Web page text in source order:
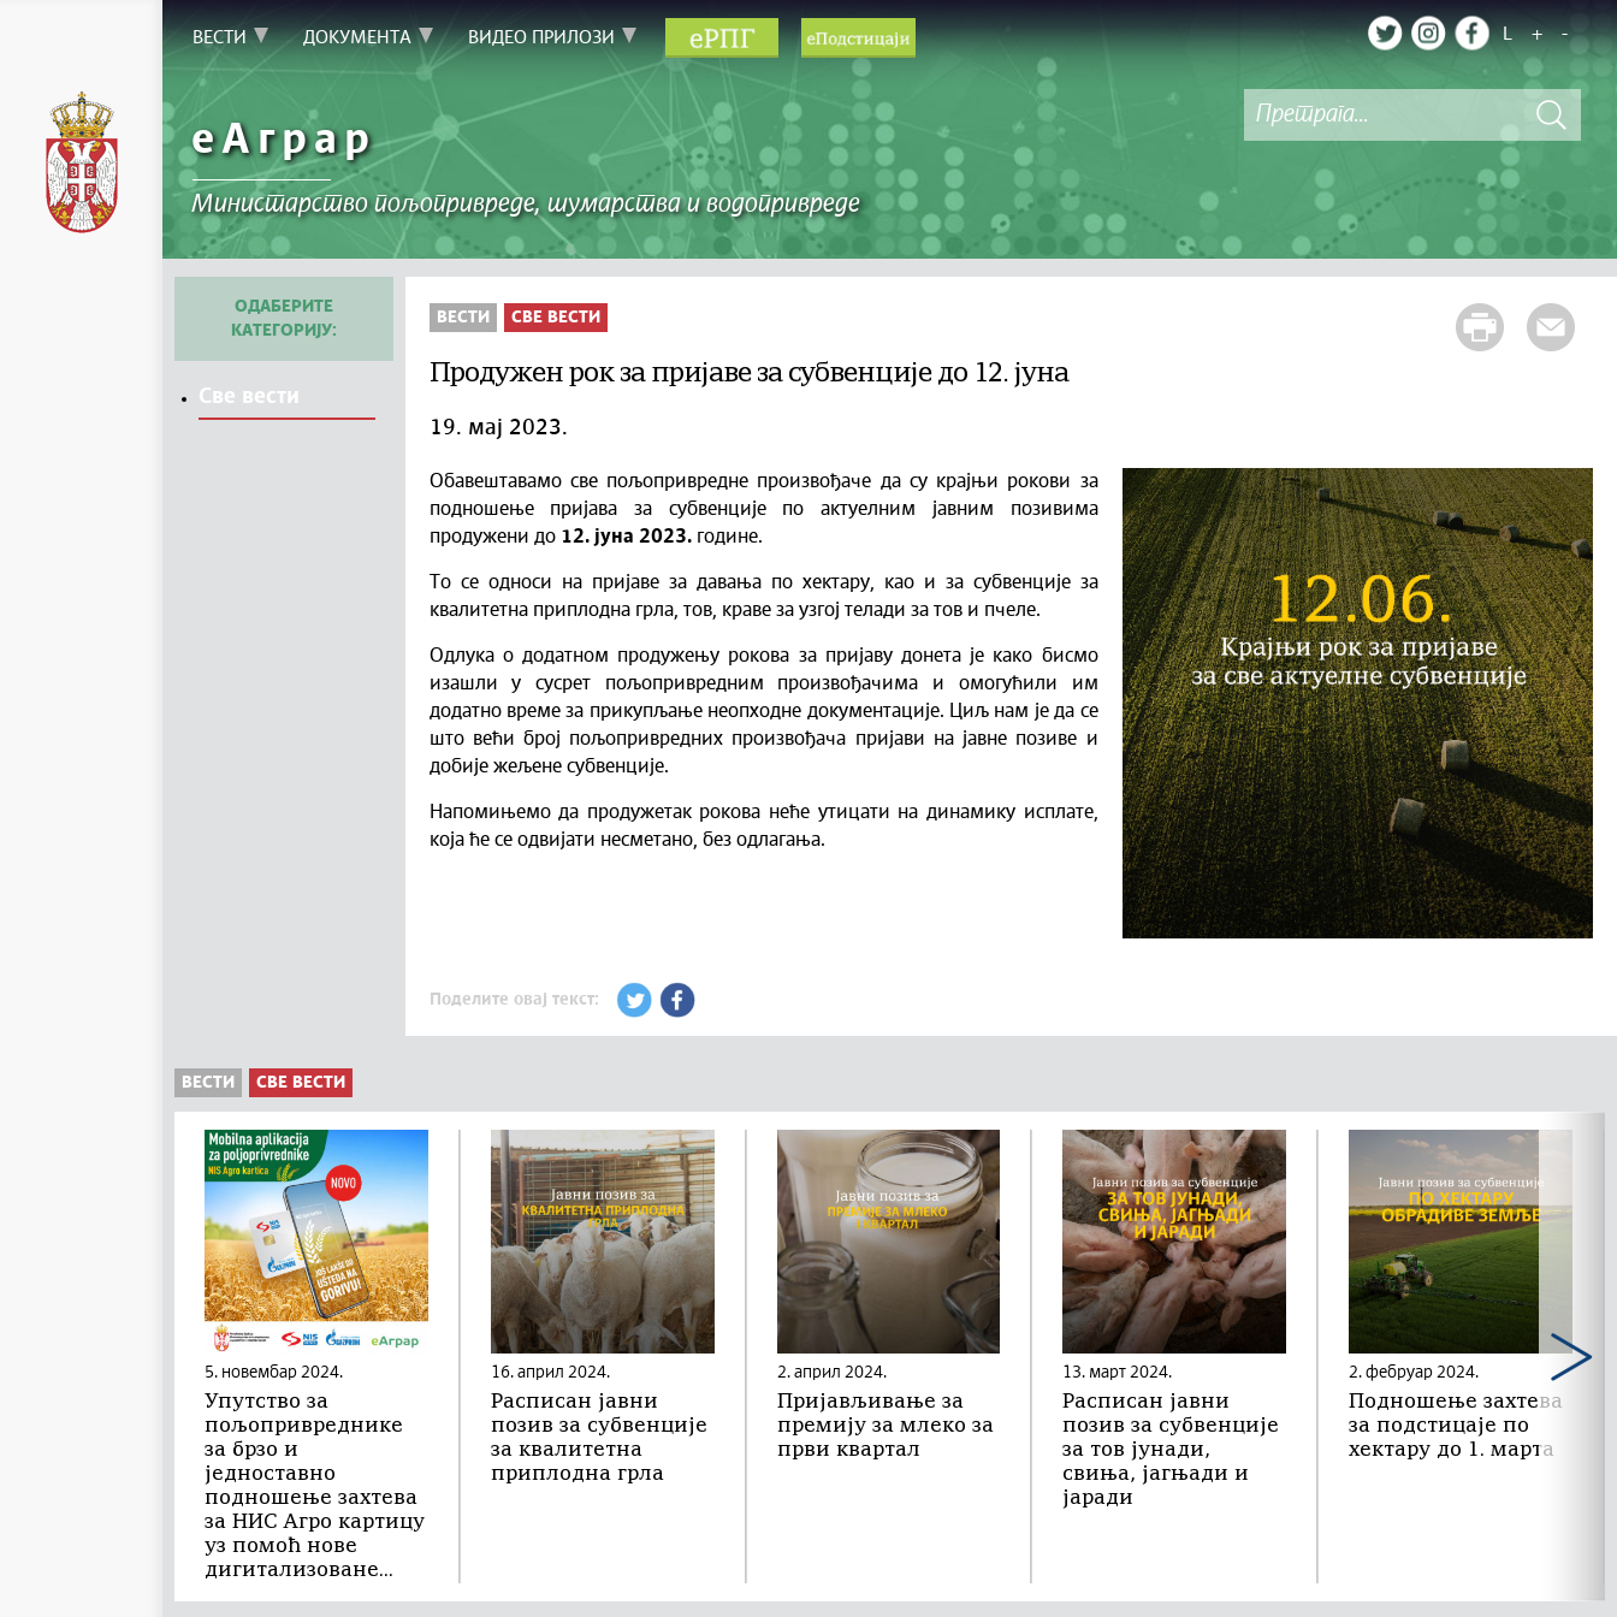
ВЕСТИ ДОКУМЕНТА ВИДЕО ПРИЛОЗИ L + -
еАграр
Министарство пољопривреде, шумарства и водопривреде
ОДАБЕРИТЕ
КАТЕГОРИЈУ:
Све вести
ВЕСТИ СВЕ ВЕСТИ
Продужен рок за пријаве за субвенције до 12. јуна
19. мај 2023.
Обавештавамо све пољопривредне произвођаче да су крајњи рокови за
подношење пријава за субвенције по актуелним јавним позивима
продужени до 12. јуна 2023.године.
То се односи на пријаве за давања по хектару, као и за субвенције за
квалитетна приплодна грла, тов, краве за узгој телади за тов и пчеле.
Одлука о додатном продужењу рокова за пријаву донета је како бисмо
изашли у сусрет пољопривредним произвођачима и омогућили им
додатно време за прикупљање неопходне документације. Циљ нам је да се
што већи број пољопривредних произвођача пријави на јавне позиве и
добије жељене субвенције.
Напомињемо да продужетак рокова неће утицати на динамику исплате,
која ће се одвијати несметано, без одлагања.
Поделите овај текст:
ВЕСТИ СВЕ ВЕСТИ
5. новембар 2024.
Упутство за
пољопривреднике
за брзо и
једноставно
подношење захтева
за НИС Агро картицу
уз помоћ нове
дигитализоване...
16. април 2024.
Расписан јавни
позив за субвенције
за квалитетна
приплодна грла
2. април 2024.
Пријављивање за
премију за млеко за
први квартал
13. март 2024.
Расписан jавни
позив за субвенције
за тов јунади,
свиња, јагњади и
јаради
2. фебруар 2024.
Подношење захтева
за подстицаје по
хектару до 1. марта